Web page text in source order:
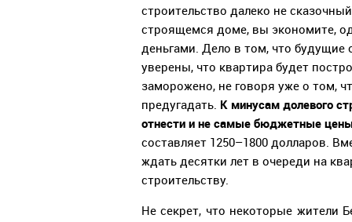
строительство далеко не
строящемся доме, вы экономите,
деньгами. Дело в том, что будущие
уверены, что квартира будет
заморожено, не говоря уже о том,
предугадать. К минусам долевого
отнести и не самые бюджетные цены
составляет 1250–1800 долларов.
ждать десятки лет в очереди на
строительству.
Не секрет, что некоторые жители